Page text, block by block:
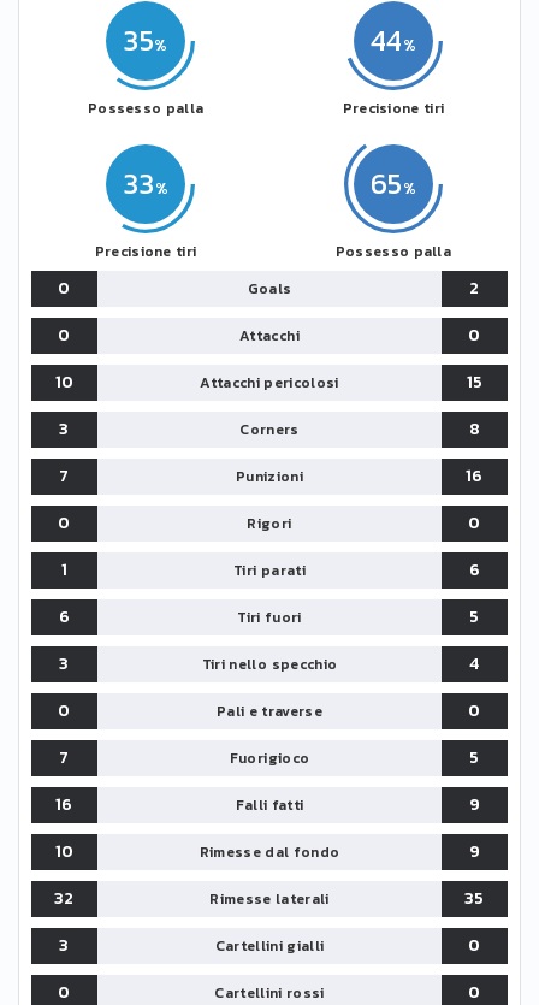
35
Possesso palla
33
Precisione tiri
65
Possesso palla
44
Precisione tiri
0 Goals
2
0
Attacchi
0
10
Attacchi pericolosi
15
3
Corners
8
7
Punizioni
16
0
Rigori
0
1
Tiri parati
6
6
Tiri fuori
5
3
Tiri nello specchio
4
0
Pali e traverse
0
7
Fuorigioco
5
16
Falli fatti
9
10
Rimesse dal fondo
9
32
Rimesse laterali
35
3
Cartellini gialli
0
0
Cartellini rossi
0